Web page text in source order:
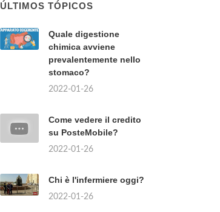
ÚLTIMOS TÓPICOS
Quale digestione
chimica avviene
prevalentemente nello
stomaco?
2022-01-26
Come vedere il credito
su PosteMobile?
2022-01-26
Chi è l'infermiere oggi?
2022-01-26